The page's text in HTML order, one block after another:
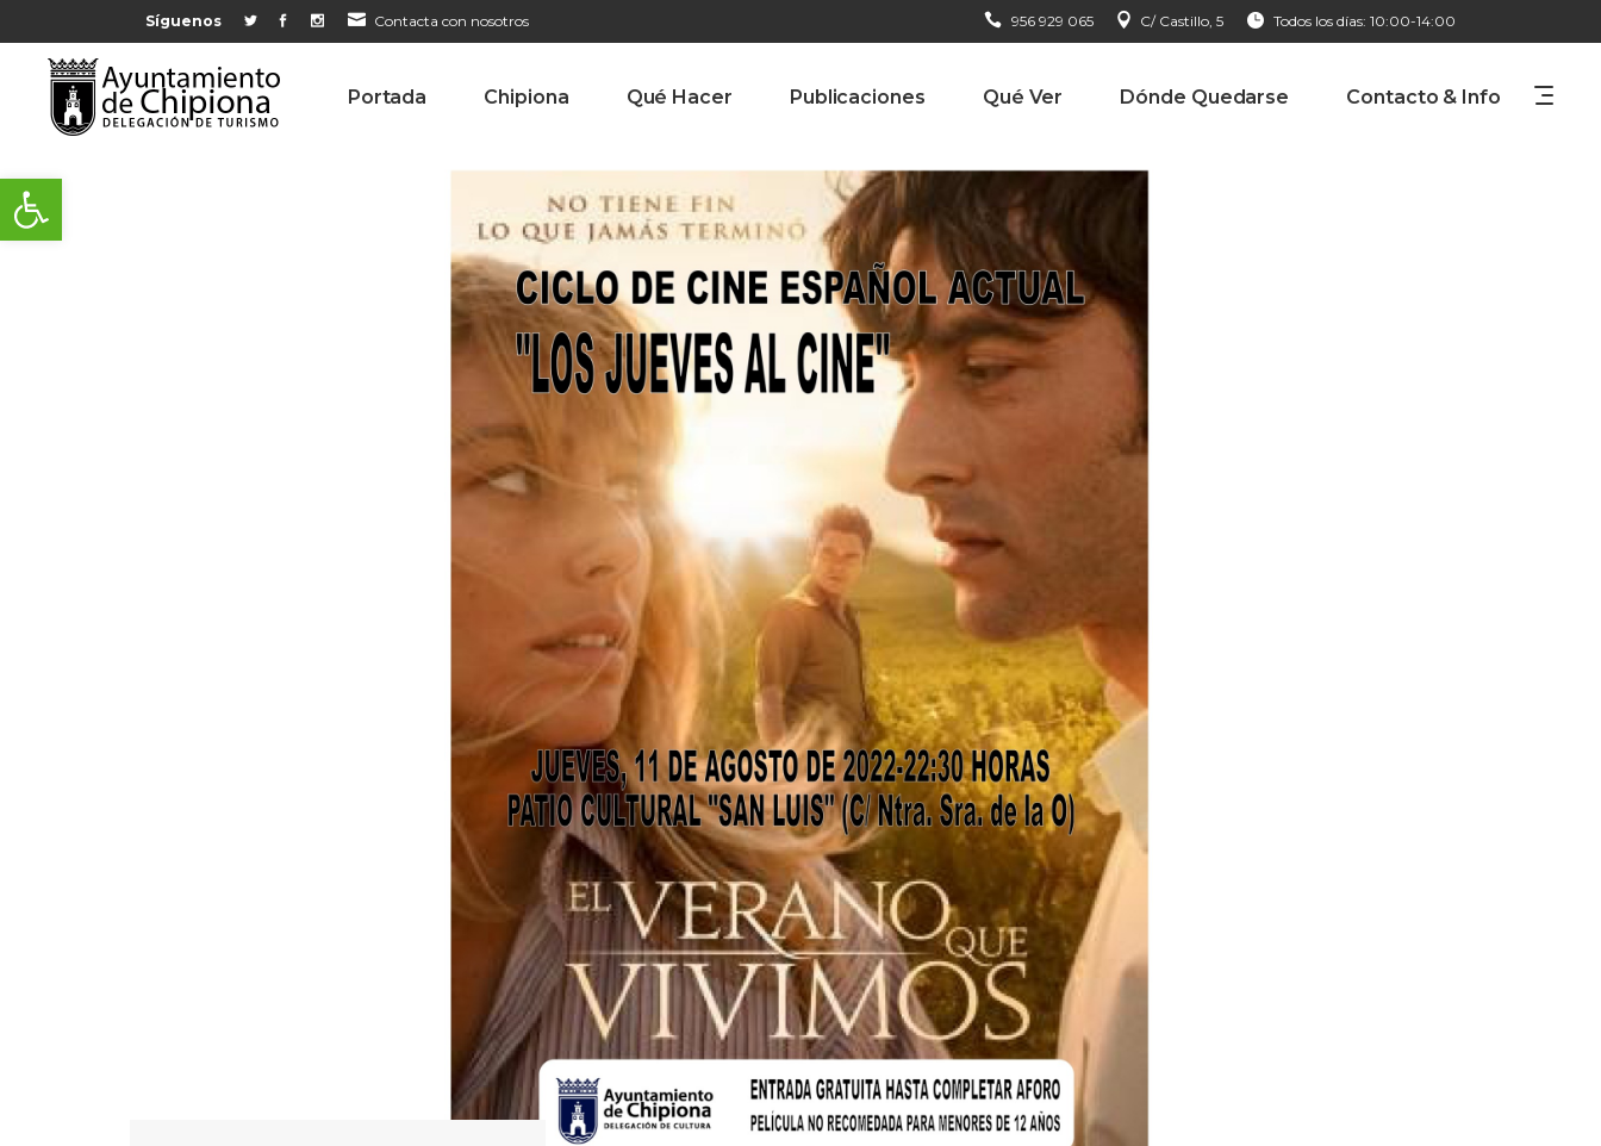
Abrir barra de herramientas
Síguenos Contacta con nosotros 956 929 065 C/ Castillo, 5 Todos los días: 10:00-14:00
Portada Chipiona Qué Hacer Publicaciones Qué Ver Dónde Quedarse Contacto & Info